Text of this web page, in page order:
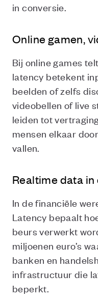
in conversie.
Online gamen,
Bij online games
latency betekent
beelden of zelfs
videobellen of live
leiden tot
mensen elkaar
vallen.
Realtime data
In de financiële
Latency bepaalt
beurs verwerkt
miljoenen euro’s
banken en
infrastructuur die
beperkt.